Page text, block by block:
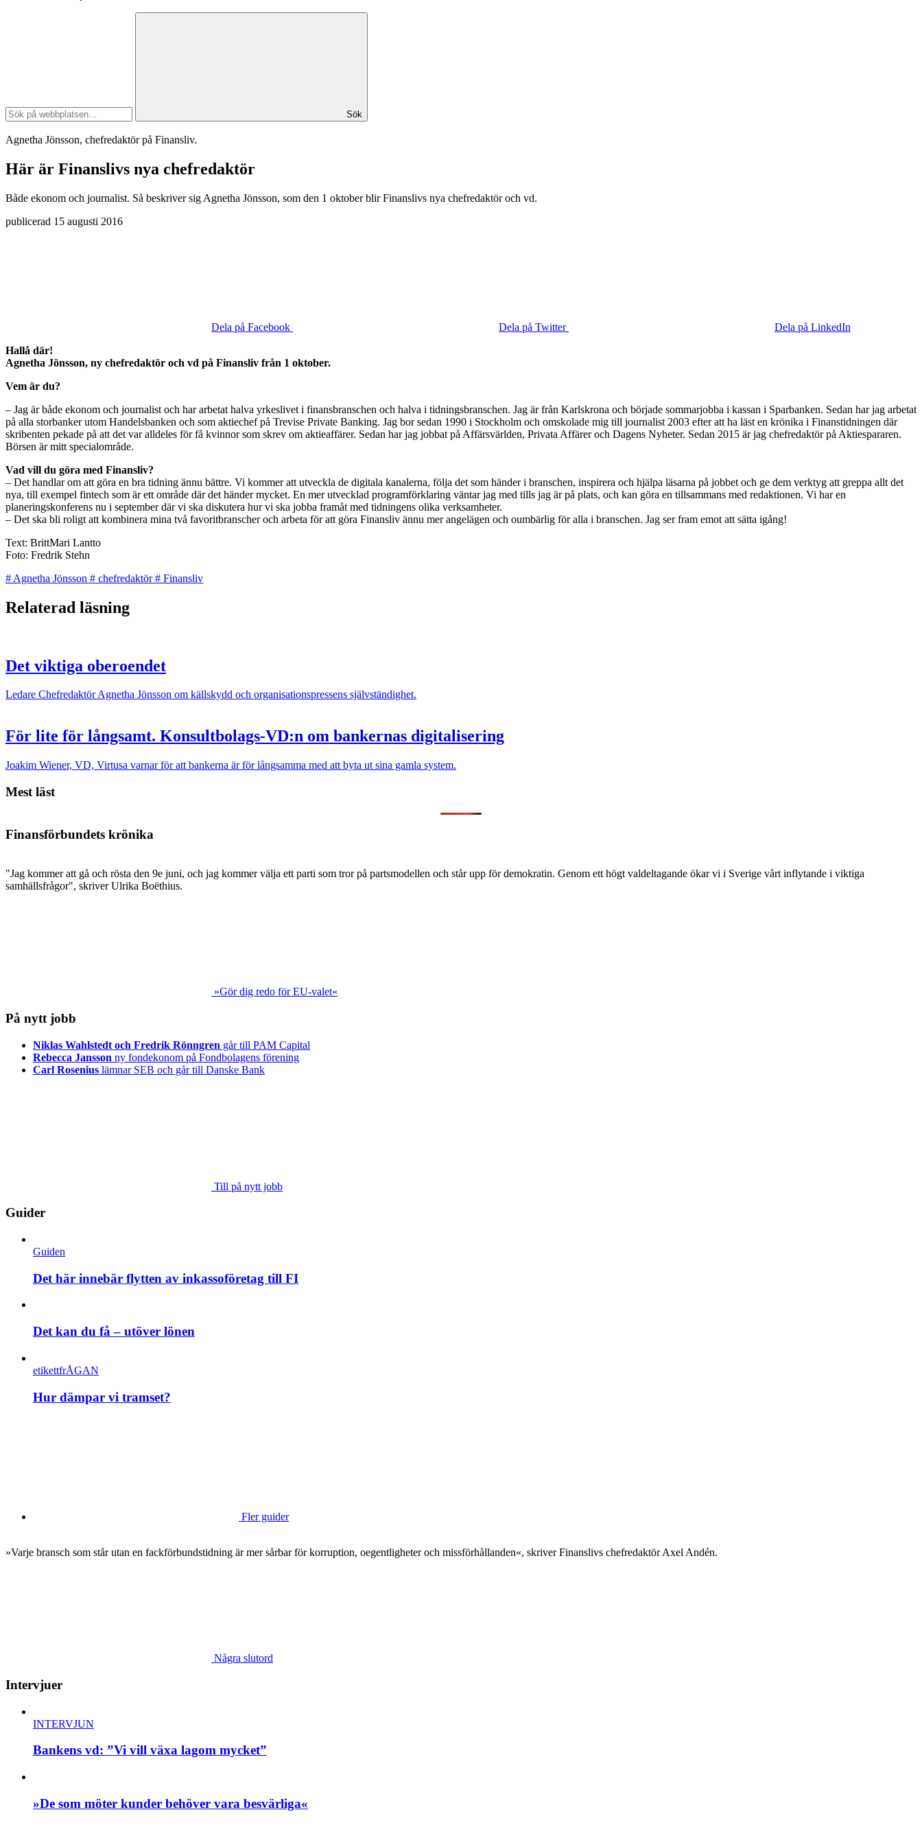
Sök
Agnetha Jönsson, chefredaktör på Finansliv.
Här är Finanslivs nya chefredaktör
Både ekonom och journalist. Så beskriver sig Agnetha Jönsson, som den 1 oktober blir Finanslivs nya chefredaktör och vd.
publicerad 15 augusti 2016
Dela på Facebook Dela på Twitter
Dela på LinkedIn
Hallå där!
Agnetha Jönsson, ny chefredaktör och vd på Finansliv från 1 oktober.
Vem är du?
– Jag är både ekonom och journalist och har arbetat halva yrkeslivet i finansbranschen och halva i tidningsbranschen. Jag är från Karlskrona och började sommarjobba i kassan i Sparbanken. Sedan har jag arbetat
på alla storbanker utom Handelsbanken och som aktiechef på Trevise Private Banking. Jag bor sedan 1990 i Stockholm och omskolade mig till journalist 2003 efter att ha läst en krönika i Finanstidningen där
skribenten pekade på att det var alldeles för få kvinnor som skrev om aktieaffärer. Sedan har jag jobbat på Affärsvärlden, Privata Affärer och Dagens Nyheter. Sedan 2015 är jag chefredaktör på Aktiespararen.
Börsen är mitt specialområde.
Vad vill du göra med Finansliv?
– Det handlar om att göra en bra tidning ännu bättre. Vi kommer att utveckla de digitala kanalerna, följa det som händer i branschen, inspirera och hjälpa läsarna på jobbet och ge dem verktyg att greppa allt det
nya, till exempel fintech som är ett område där det händer mycket. En mer utvecklad programförklaring väntar jag med tills jag är på plats, och kan göra en tillsammans med redaktionen. Vi har en
planeringskonferens nu i september där vi ska diskutera hur vi ska jobba framåt med tidningens olika verksamheter.
– Det ska bli roligt att kombinera mina två favoritbranscher och arbeta för att göra Finansliv ännu mer angelägen och oumbärlig för alla i branschen. Jag ser fram emot att sätta igång!
Text: BrittMari Lantto
Foto: Fredrik Stehn
# Agnetha Jönsson # chefredaktör # Finansliv
Relaterad läsning
Det viktiga oberoendet
Ledare Chefredaktör Agnetha Jönsson om källskydd och organisationspressens självständighet.
För lite för långsamt. Konsultbolags-VD:n om bankernas digitalisering
Joakim Wiener, VD, Virtusa varnar för att bankerna är för långsamma med att byta ut sina gamla system.
Mest läst
Finansförbundets krönika
"Jag kommer att gå och rösta den 9e juni, och jag kommer välja ett parti som tror på partsmodellen och står upp för demokratin. Genom ett högt valdeltagande ökar vi i Sverige vårt inflytande i viktiga
samhällsfrågor", skriver Ulrika Boëthius.
»Gör dig redo för EU-valet«
På nytt jobb
Niklas Wahlstedt och Fredrik Rönngren går till PAM Capital
Rebecca Jansson ny fondekonom på Fondbolagens förening
Carl Rosenius lämnar SEB och går till Danske Bank
Till på nytt jobb
Guider
Guiden
Det här innebär flytten av inkassoföretag till FI
Det kan du få – utöver lönen
etikettfrÅGAN
Hur dämpar vi tramset?
Fler guider
»Varje bransch som står utan en fackförbundstidning är mer sårbar för korruption, oegentligheter och missförhållanden«, skriver Finanslivs chefredaktör Axel Andén.
Några slutord
Intervjuer
INTERVJUN
Bankens vd: ”Vi vill växa lagom mycket”
»De som möter kunder behöver vara besvärliga«